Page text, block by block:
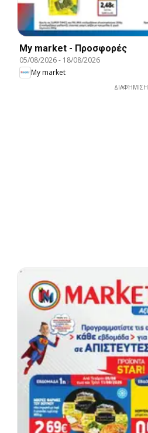
My market - Προσφορές
05/08/2026- 18/08/2026
My market
ΔΙΑΦΉΜΙΣΗ